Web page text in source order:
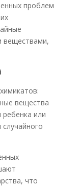
проблем
веществами,
вещества
или
что